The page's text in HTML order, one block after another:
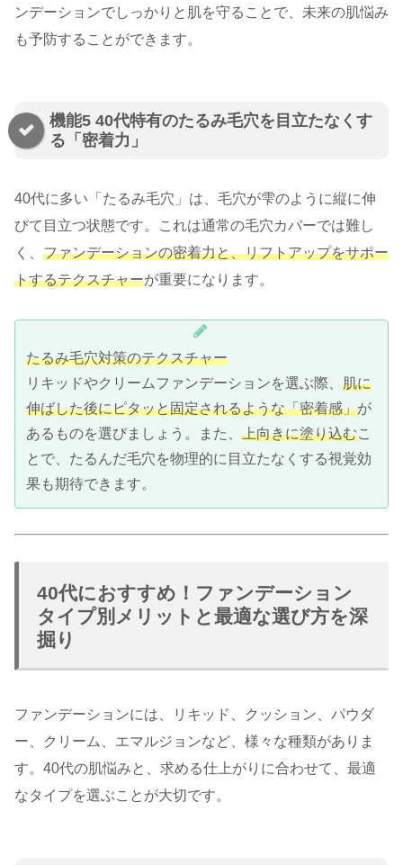
ンデーションでしっかりと肌を守ることで、未来の肌悩み
も予防することができます。
機能5 40代特有のたるみ毛穴を目立たなくす
る「密着力」
40代に多い「たるみ毛穴」は、毛穴が雫のように縦に伸
びて目立つ状態です。これは通常の毛穴カバーでは難し
く、 ファンデーションの密着力と、リフトアップをサポー
トするテクスチャーが重要になります。
たるみ毛穴対策のテクスチャー
リキッドやクリームファンデーションを選ぶ際、 肌に
伸ばした後にピタッと固定されるような「密着感」が
あるものを選びましょう。また、 上向きに塗り込むこ
とで、たるんだ毛穴を物理的に目立たなくする視覚効
果も期待できます。
40代におすすめ！ファンデーション
タイプ別メリットと最適な選び方を深
掘り
ファンデーションには、リキッド、クッション、パウダ
ー、クリーム、エマルジョンなど、様々な種類がありま
す。40代の肌悩みと、求める仕上がりに合わせて、最適
なタイプを選ぶことが大切です。